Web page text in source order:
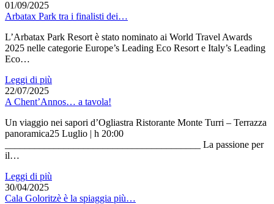
01/09/2025
Arbatax Park tra i finalisti dei…
L’Arbatax Park Resort è stato nominato ai World Travel Awards
2025 nelle categorie Europe’s Leading Eco Resort e Italy’s Leading
Eco…
Leggi di più
22/07/2025
A Chent’Annos… a tavola!
Un viaggio nei sapori d’Ogliastra Ristorante Monte Turri – Terrazza
panoramica25 Luglio | h 20:00
________________________________________ La passione per
il…
Leggi di più
30/04/2025
Cala Goloritzè è la spiaggia più…